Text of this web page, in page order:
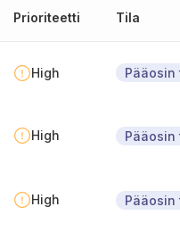
Prioriteetti Tila
High Pääosin
High Pääosin
High Pääosin